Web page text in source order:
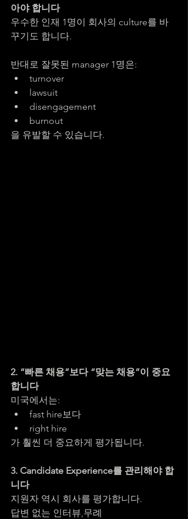
아야 합니다
우수한 인재 1명이 회사의 culture를 바
꾸기도 합니다.
반대로 잘못된 manager 1명은:
turnover
lawsuit
disengagement
burnout
을 유발할 수 있습니다.
2. “빠른 채용”보다 “맞는 채용”이 중요
합니다
미국에서는:
fast hire보다
right hire
가 훨씬 더 중요하게 평가됩니다.
3. Candidate Experience를 관리해야 합
니다
지원자 역시 회사를 평가합니다.
답변 없는 인터뷰,무례